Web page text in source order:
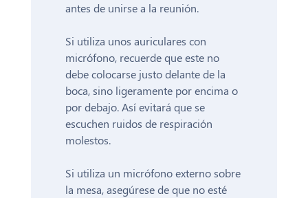
antes de unirse a la reunión.
Si utiliza unos auriculares con
micrófono, recuerde que este no
debe colocarse justo delante de la
boca, sino ligeramente por encima o
por debajo. Así evitará que se
escuchen ruidos de respiración
molestos.
Si utiliza un micrófono externo sobre
la mesa, asegúrese de que no esté